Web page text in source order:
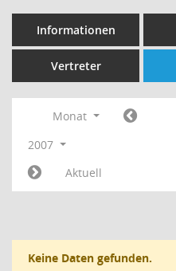
Informationen
Vertreter
Monat
2007
Aktuell
Keine Daten gefunden.